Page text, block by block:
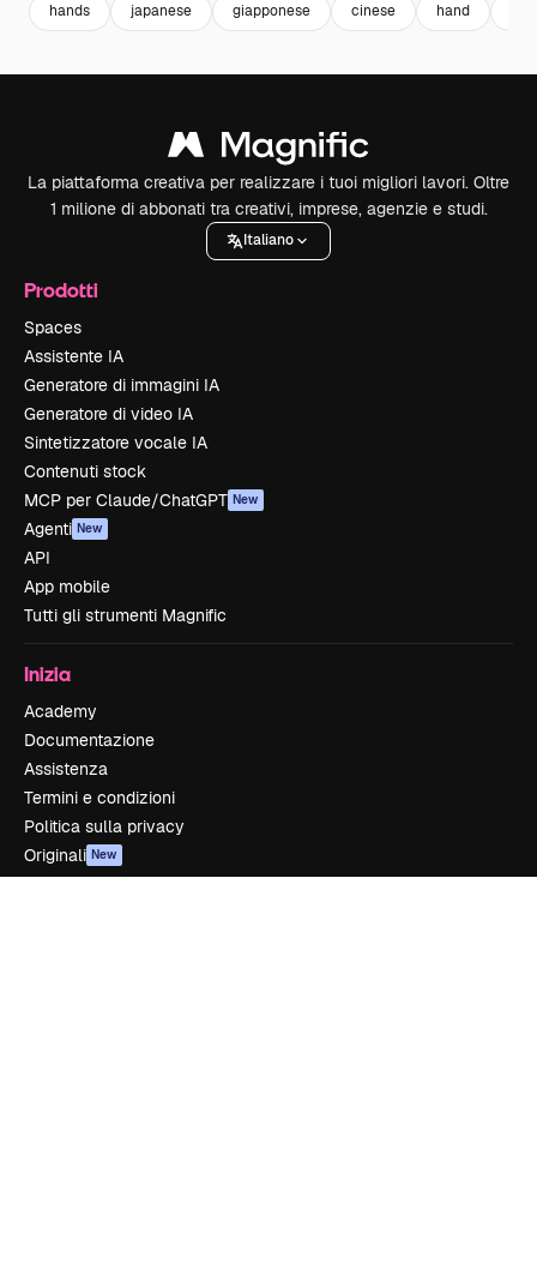
hands japanese giapponese cinese hand
La piattaforma creativa per realizzare i tuoi migliori lavori. Oltre
1 milione di abbonati tra creativi, imprese, agenzie e studi.
Italiano
Prodotti
Spaces
Assistente IA
Generatore di immagini IA
Generatore di video IA
Sintetizzatore vocale IA
Contenuti stock
MCP per Claude/ChatGPT New
Agenti New
API
App mobile
Tutti gli strumenti Magnific
Inizia
Academy
Documentazione
Assistenza
Termini e condizioni
Politica sulla privacy
Originali New
Politica dei cookie